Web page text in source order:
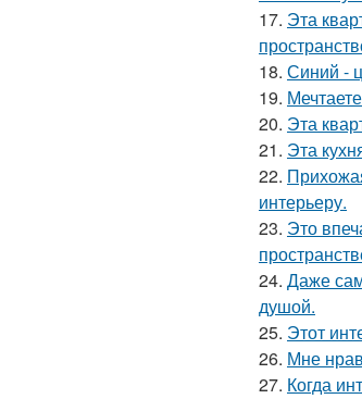
17. Эта
18. Синий -
19.
20. Эта
21. Эта
22.
интерьеру.
23. Это
24. Даже
душой.
25. Этот
26. Мне
27. Когда